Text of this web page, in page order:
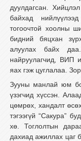
дуулдагсан.
байхад
тогоочтой хоолны
бидний бяцхан
алуулах байх
найруулагчид, ВИП
яах гэж цуглалаа.
Зууны манлай юм
үзэгчид хүссэн.
цөмрөх, хандалт
тэгээгүй “Сакура”
хө. Тоглолтын
дахиад ажиллах цаг